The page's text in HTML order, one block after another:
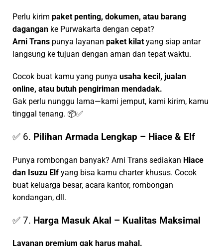
Perlu kirim paket penting, dokumen, atau barang
dagangan ke Purwakarta dengan cepat?
Arni Trans punya layanan paket kilat yang siap antar
langsung ke tujuan dengan aman dan tepat waktu.
Cocok buat kamu yang punya usaha kecil, jualan
online, atau butuh pengiriman mendadak.
Gak perlu nunggu lama—kami jemput, kami kirim, kamu
tinggal tenang. 📦✅
✅ 6. Pilihan Armada Lengkap – Hiace & Elf
Punya rombongan banyak? Arni Trans sediakan Hiace
dan Isuzu Elf yang bisa kamu charter khusus. Cocok
buat keluarga besar, acara kantor, rombongan
kondangan, dll.
✅ 7. Harga Masuk Akal – Kualitas Maksimal
Layanan premium gak harus mahal.